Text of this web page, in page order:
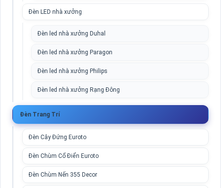
Đèn LED nhà xưởng
Đèn led nhà xưởng Duhal
Đèn led nhà xưởng Paragon
Đèn led nhà xưởng Philips
Đèn led nhà xưởng Rạng Đông
Đèn Trang Trí
Đèn Cây Đứng Euroto
Đèn Chùm Cổ Điển Euroto
Đèn Chùm Nến 355 Decor